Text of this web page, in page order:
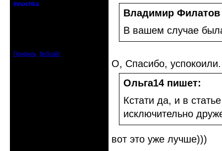
innochka
Профиль Вебсайт
Владимир
В вашем случае
О, Спасибо,
Ольга14 пишет:
Кстати да, и в
исключительно
вот это уже лучше)))